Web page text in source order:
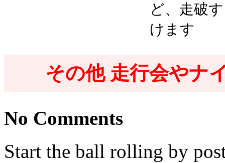
ど、走破
けます
その他 走行会やナ
No Comments
Start the ball rolling by